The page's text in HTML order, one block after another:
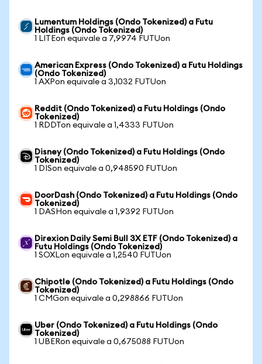
Lumentum Holdings (Ondo Tokenized) a Futu
Holdings (Ondo Tokenized)
1 LITEon equivale a 7,9974 FUTUon
American Express (Ondo Tokenized) a Futu Holdings
(Ondo Tokenized)
1 AXPon equivale a 3,1032 FUTUon
Reddit (Ondo Tokenized) a Futu Holdings (Ondo
Tokenized)
1 RDDTon equivale a 1,4333 FUTUon
Disney (Ondo Tokenized) a Futu Holdings (Ondo
Tokenized)
1 DISon equivale a 0,948590 FUTUon
DoorDash (Ondo Tokenized) a Futu Holdings (Ondo
Tokenized)
1 DASHon equivale a 1,9392 FUTUon
Direxion Daily Semi Bull 3X ETF (Ondo Tokenized) a
Futu Holdings (Ondo Tokenized)
1 SOXLon equivale a 1,2540 FUTUon
Chipotle (Ondo Tokenized) a Futu Holdings (Ondo
Tokenized)
1 CMGon equivale a 0,298866 FUTUon
Uber (Ondo Tokenized) a Futu Holdings (Ondo
Tokenized)
1 UBERon equivale a 0,675088 FUTUon